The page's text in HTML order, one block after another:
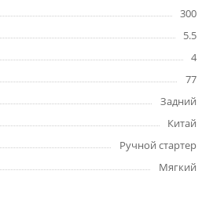
300
5.5
4
77
Задний
Китай
Ручной стартер
Мягкий